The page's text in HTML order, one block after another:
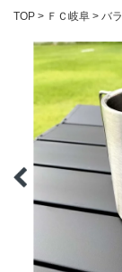
TOP ＦＣ岐阜 バ